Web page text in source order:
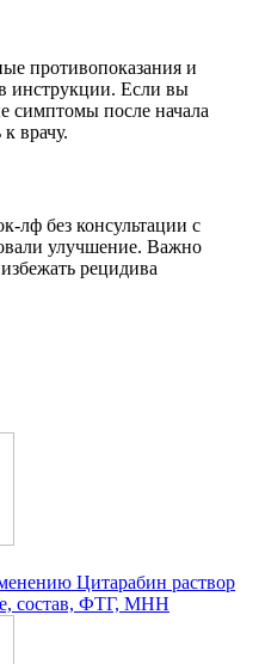
противопоказания и
инструкции. Если вы
симптомы после начала
врачу.
лф без консультации с
улучшение. Важно
рецидива
Цитарабин раствор
состав, ФТГ, МНН